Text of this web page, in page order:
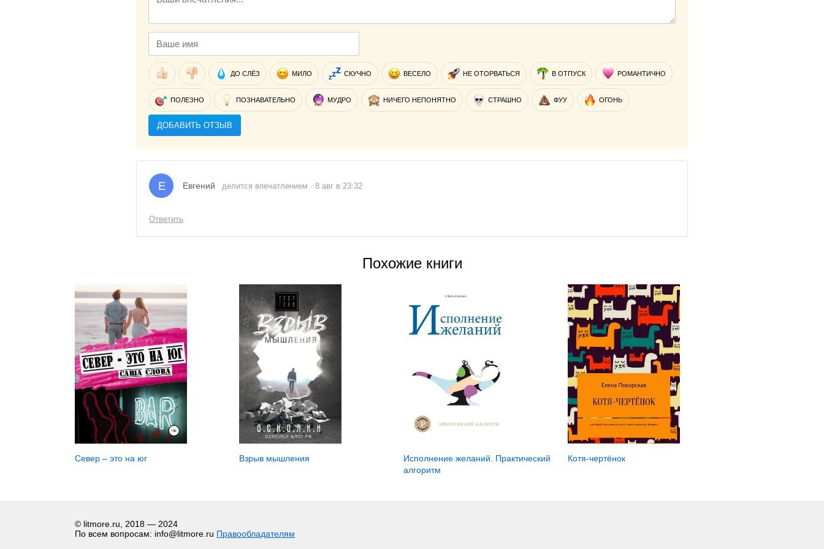
ДО СЛЁЗ МИЛО СКУЧНО ВЕСЕЛО НЕ ОТОРВАТЬСЯ В ОТПУСК РОМАНТИЧНО
ПОЛЕЗНО ПОЗНАВАТЕЛЬНО МУДРО НИЧЕГО НЕПОНЯТНО СТРАШНО ФУУ ОГОНЬ
ДОБАВИТЬ ОТЗЫВ
Е Евгений делится впечатлением · 8 авг в 23:32
Ответить
Похожие книги
Север – это на юг Взрыв мышления
Исполнение желаний. Практический
алгоритм
Котя-чертёнок
© litmore.ru, 2018 — 2024
По всем вопросам: info@litmore.ru Правообладателям